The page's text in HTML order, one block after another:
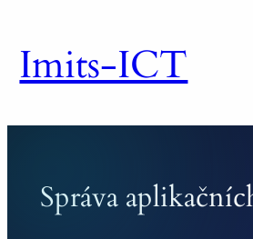
obsah
Imits-ICT
Správa